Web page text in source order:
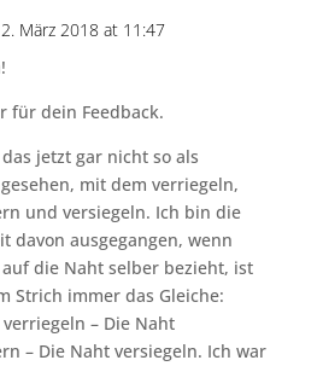
März 2018 at 11:47
für dein Feedback.
jetzt gar nicht so als
mit dem verriegeln,
und versiegeln. Ich bin die
davon ausgegangen, wenn
die Naht selber bezieht, ist
Strich immer das Gleiche:
– Die Naht
– Die Naht versiegeln. Ich war